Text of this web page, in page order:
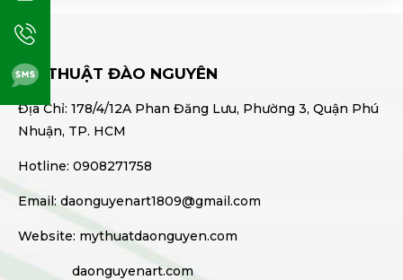
Giá trị tinh thần từ tranh sơn dầu chân
dung
MON 09, 2025
và phòng thờ
FRI 09, 2025
Vì sao tượng Phật làm thủ công có thần
thái và độ bền khác biệt?
MỸ THUẬT ĐÀO NGUYÊN
Địa Chỉ: 178/4/12A Phan Đăng Lưu, Phường 3, Quận Phú
Nhuận, TP. HCM
Hotline: 0908271758
Email: daonguyenart1809@gmail.com
Website: mythuatdaonguyen.com
daonguyenart.com